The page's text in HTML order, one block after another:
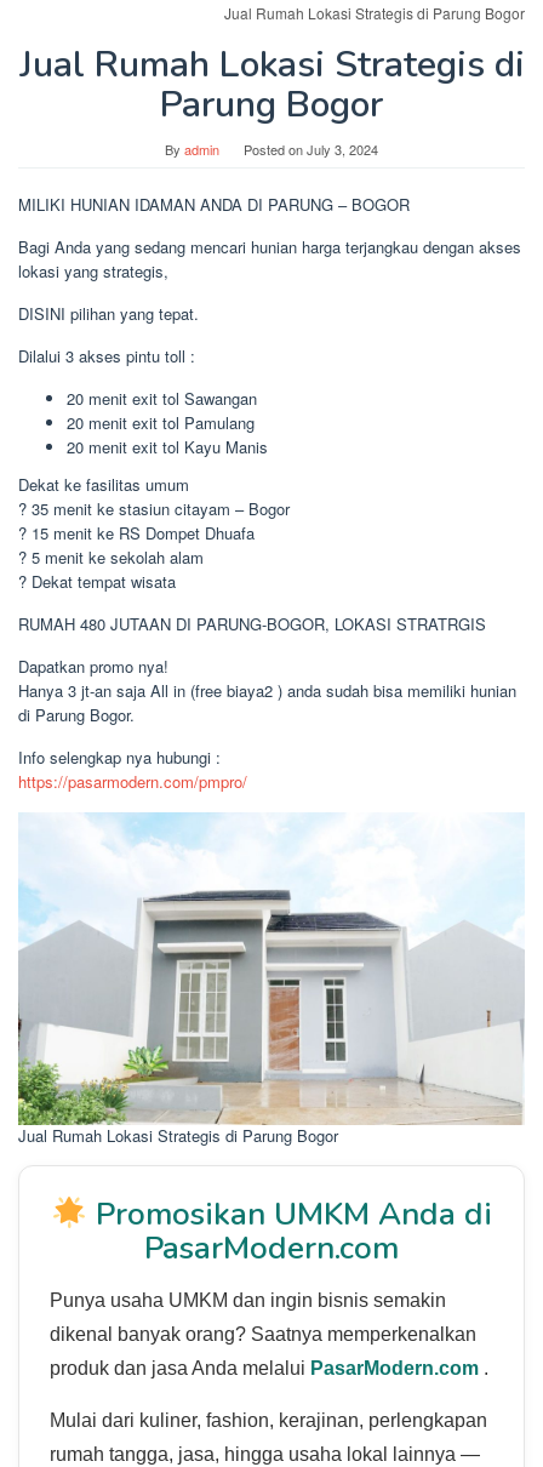
Jual Rumah Lokasi Strategis di Parung Bogor
Jual Rumah Lokasi Strategis di
Parung Bogor
By admin Posted onJuly 3, 2024
MILIKI HUNIAN IDAMAN ANDA DI PARUNG – BOGOR
Bagi Anda yang sedang mencari hunian harga terjangkau dengan akses
lokasi yang strategis,
DISINI pilihan yang tepat.
Dilalui 3 akses pintu toll :
20 menit exit tol Sawangan
20 menit exit tol Pamulang
20 menit exit tol Kayu Manis
Dekat ke fasilitas umum
? 35 menit ke stasiun citayam – Bogor
? 15 menit ke RS Dompet Dhuafa
? 5 menit ke sekolah alam
? Dekat tempat wisata
RUMAH 480 JUTAAN DI PARUNG-BOGOR, LOKASI STRATRGIS
Dapatkan promo nya!
Hanya 3 jt-an saja All in (free biaya2 ) anda sudah bisa memiliki hunian
di Parung Bogor.
Info selengkap nya hubungi :
https://pasarmodern.com/pmpro/
Jual Rumah Lokasi Strategis di Parung Bogor
Promosikan UMKM Anda di
PasarModern.com
Punya usaha UMKM dan ingin bisnis semakin
dikenal banyak orang? Saatnya memperkenalkan
produk dan jasa Anda melalui PasarModern.com .
Mulai dari kuliner, fashion, kerajinan, perlengkapan
rumah tangga, jasa, hingga usaha lokal lainnya —